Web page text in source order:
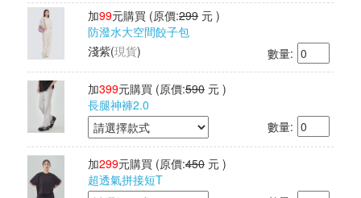
加99元購買 (原價:299 元 )
防潑水大空間餃子包
淺紫(現貨) 數量:
加399元購買 (原價:590 元 )
長腿神褲2.0
數量:
加299元購買 (原價:450 元 )
超透氣拼接短T